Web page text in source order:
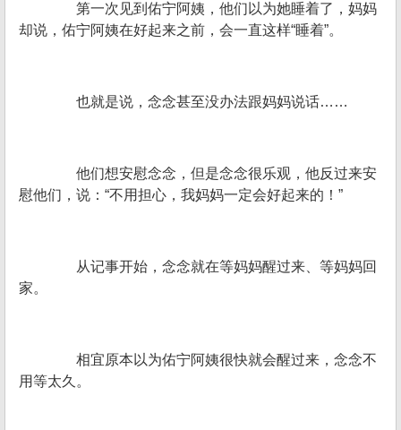
第一次见到佑宁阿姨，他们以为她睡着了，妈妈
却说，佑宁阿姨在好起来之前，会一直这样“睡着”。
也就是说，念念甚至没办法跟妈妈说话……
他们想安慰念念，但是念念很乐观，他反过来安
慰他们，说：“不用担心，我妈妈一定会好起来的！”
从记事开始，念念就在等妈妈醒过来、等妈妈回
家。
相宜原本以为佑宁阿姨很快就会醒过来，念念不
用等太久。